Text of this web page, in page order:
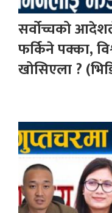
सर्वोच्चको
फर्किने पक्का,
खोसिएला ?